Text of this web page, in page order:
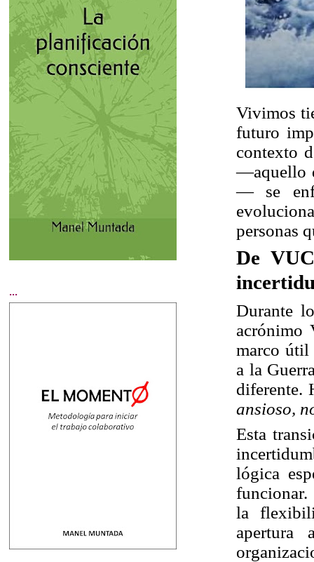
Vivimos
futuro
contexto
—aquello
— se
personas
De
Durante
marco útil
a la
diferente.
ansioso,
Esta
lógica
la
apertura
...